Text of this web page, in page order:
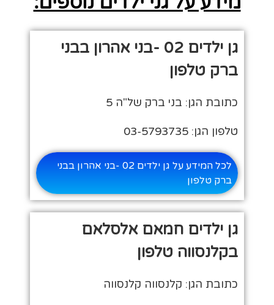
גן ילדים 02 -בני אהרון בבני
ברק טלפון
כתובת הגן: בני ברק של"ה 5
טלפון הגן: 03-5793735
לכל המידע על גן ילדים 02 -בני אהרון בבני
ברק טלפון
גן ילדים חמאם אלסלאם
בקלנסווה טלפון
כתובת הגן: קלנסווה קלנסווה